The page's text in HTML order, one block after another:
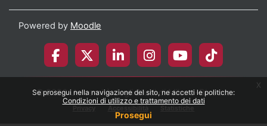
Se prosegui nella navigazione del sito, ne accetti le politiche:
Condizioni di utilizzo e trattamento dei dati
Prosegui
x
Powered by Moodle
© 2026 Università degli Studi di Milano-Bicocca